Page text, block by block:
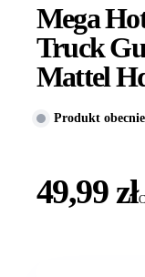
Mega
Truck
Mattel
Produkt
49,99 zł